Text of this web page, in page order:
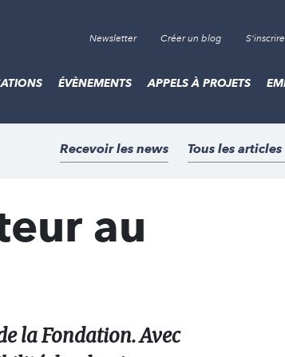
Newsletter Créer un blog
ÉVÈNEMENTS APPELS À PROJETS
Recevoir les news Tous les
au
la Fondation. Avec